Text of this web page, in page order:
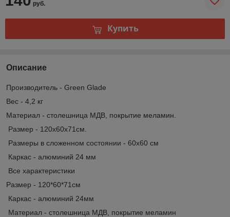
руб.
Купить
Описание
Производитель - Green Glade
Вес - 4,2 кг
Материал - столешница МДВ, покрытие меламин.
Размер - 120х60х71см.
Размеры в сложенном состоянии - 60х60 см
Каркас - алюминий 24 мм
Все характеристики
Размер - 120*60*71см
Каркас - алюминий 24мм
Материал - столешница МДВ, покрытие меламин